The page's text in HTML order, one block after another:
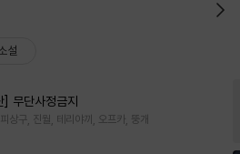
설
] 무단사정금지
상구, 진월, 테리야끼, 오프카, 뚱개